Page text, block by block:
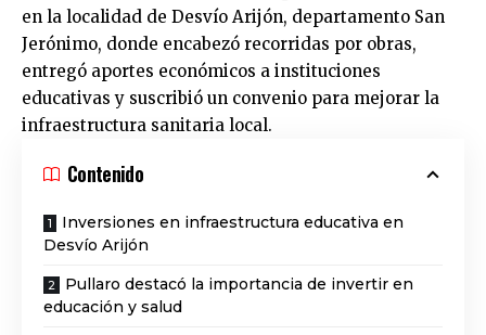
en la localidad de Desvío Arijón, departamento San
Jerónimo, donde encabezó recorridas por obras,
entregó aportes económicos a instituciones
educativas y suscribió un convenio para mejorar la
infraestructura sanitaria local.
Contenido
Inversiones en infraestructura educativa en
Desvío Arijón
Pullaro destacó la importancia de invertir en
educación y salud